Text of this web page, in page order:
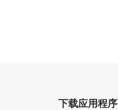
下载应用程序